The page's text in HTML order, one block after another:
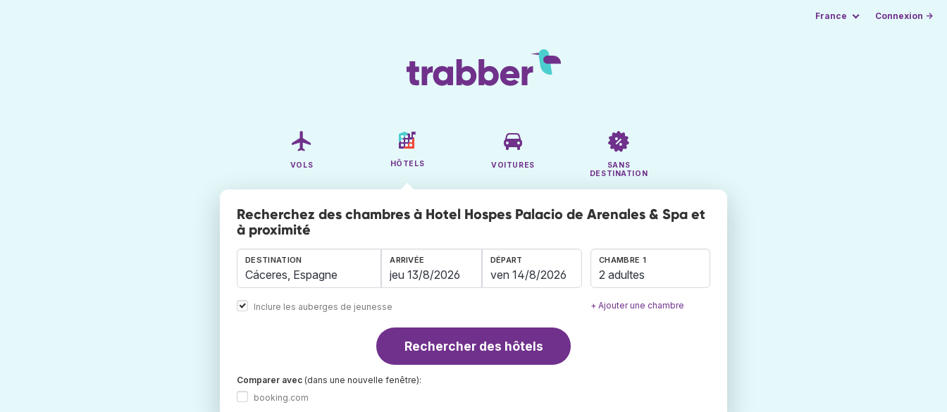
France Connexion →
VOLS HÔTELS VOITURES
SANS
DESTINATION
Recherchez des chambres à Hotel Hospes Palacio de Arenales & Spa et
à proximité
DESTINATION
Inclure les auberges de jeunesse
ARRIVÉE DÉPART CHAMBRE 1
2 adultes
+ Ajouter une chambre
Rechercher des hôtels
Comparer avec (dans une nouvelle fenêtre):
booking.com